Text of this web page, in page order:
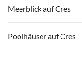
Meerblick auf Cres
Poolhäuser auf Cres